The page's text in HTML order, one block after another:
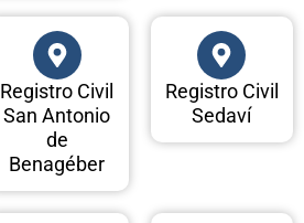
Registro Civil
San Antonio
de
Benagéber
Registro Civil
Sedaví